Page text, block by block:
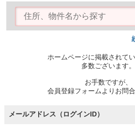
ホームページに掲載されて
多数ございます。
お手数ですが、
会員登録フォームよりお問合
メールアドレス（ログインID）